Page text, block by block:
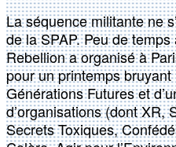
La séquence militante ne
de la SPAP. Peu de
Rebellion a organisé à
pour un printemps
Générations Futures et
d’organisations (dont XR,
Secrets Toxiques,